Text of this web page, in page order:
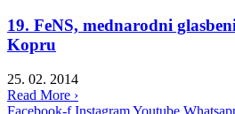
19. FeNS, mednarodni
Kopru
25. 02. 2014
Read More ›
Facebook-f InstagramYoutube